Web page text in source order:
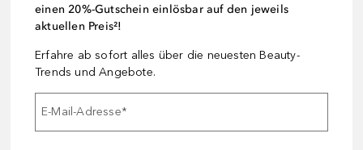
einen 20%-Gutschein einlösbar auf den jeweils
aktuellen Preis²!
Erfahre ab sofort alles über die neuesten Beauty-
Trends und Angebote.
E-Mail-Adresse*